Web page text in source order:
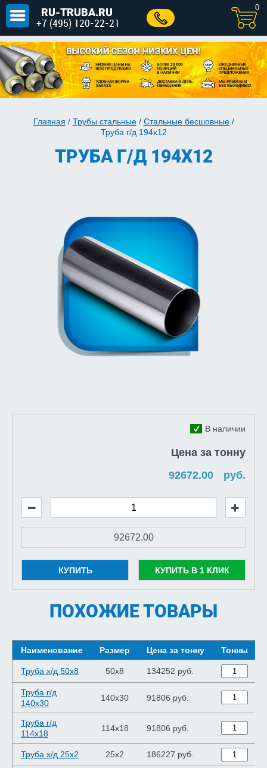
RU-TRUBA.RU
+7 (495) 120-22-21
0
Главная / Трубы стальные/ Стальные бесшовные/
Труба г/д 194x12
ТРУБА Г/Д 194X12
В наличии
Цена за тонну
руб.
КУПИТЬ КУПИТЬ В 1 КЛИК
ПОХОЖИЕ ТОВАРЫ
Наименование Размер Цена за тонну Тонны
Труба х/д 50x8 50x8 134252 руб.
Труба г/д
140x30
140x30 91806 руб.
Труба г/д
114x18
114x18 91806 руб.
Труба х/д 25x2 25x2 186227 руб.